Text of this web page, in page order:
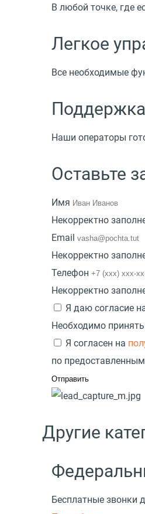
В любой точке, где
Легкое
Все необходимые
Наши операторы
Оставьте
Имя
Некорректно
Email
Некорректно
Телефон
Некорректно
Я даю согласие
Необходимо
Я согласен на
по
Другие
Бесплатные звонки